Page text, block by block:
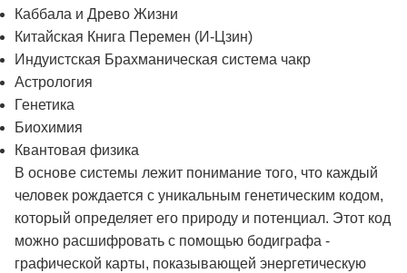
Каббала и Древо Жизни
Китайская Книга Перемен (И-Цзин)
Индуистская Брахманическая система чакр
Астрология
Генетика
Биохимия
Квантовая физика
В основе системы лежит понимание того, что каждый
человек рождается с уникальным генетическим кодом,
который определяет его природу и потенциал. Этот код
можно расшифровать с помощью бодиграфа -
графической карты, показывающей энергетическую